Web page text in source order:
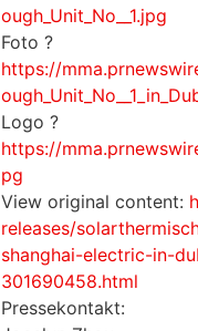
ough_Unit_No__1.jpg
Foto ?
https://
Logo ?
https://
pg
View original content:
releases/
shanghai-electric-in-
301690458.html
Pressekontakt: